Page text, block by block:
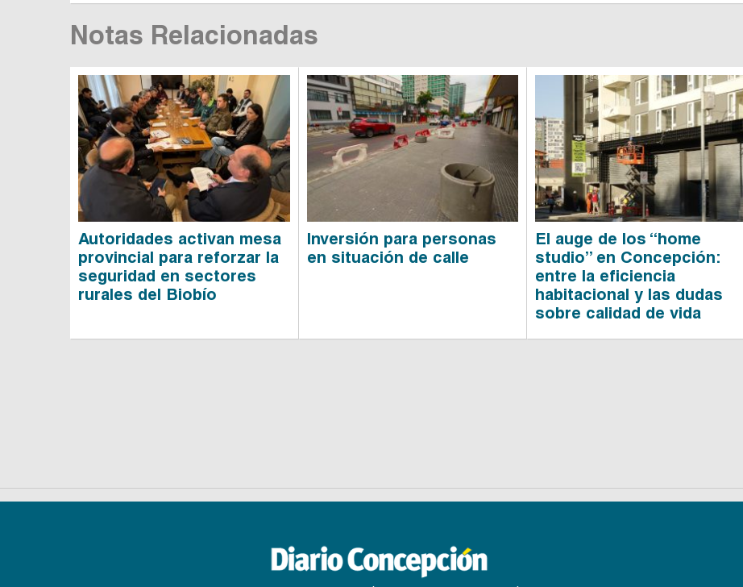
Notas Relacionadas
Autoridades activan mesa
provincial para reforzar la
seguridad en sectores
rurales del Biobío
Inversión para personas
en situación de calle
El auge de los “home
studio” en Concepción:
entre la eficiencia
habitacional y las dudas
sobre calidad de vida